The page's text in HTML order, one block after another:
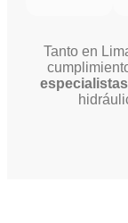
Tanto en
especialistas